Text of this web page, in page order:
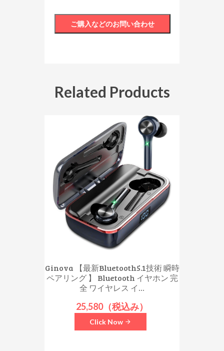
Related Products
Ginova 【最新Bluetooth5.1技術 瞬時
ペアリング 】 Bluetooth イヤホン 完
全 ワイヤレス イ...
25,580（税込み）
Click Now